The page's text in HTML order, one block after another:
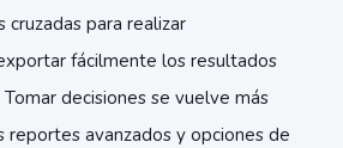
para realizar
fácilmente los resultados
decisiones se vuelve más
reportes avanzados y opciones de